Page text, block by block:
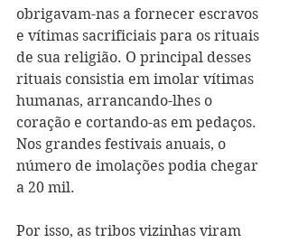
obrigavam-nas a fornecer escravos
e vítimas sacrificiais para os rituais
de sua religião. O principal desses
rituais consistia em imolar vítimas
humanas, arrancando-lhes o
coração e cortando-as em pedaços.
Nos grandes festivais anuais, o
número de imolações podia chegar
a 20 mil.
Por isso, as tribos vizinhas viram